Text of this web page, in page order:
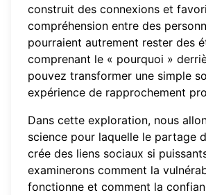
construit des connexions et
compréhension entre des
pourraient autrement rester des
comprenant le « pourquoi »
pouvez transformer une simple
expérience de rapprochement
Dans cette exploration, nous
science pour laquelle le partage
crée des liens sociaux si
examinerons comment la
fonctionne et comment la